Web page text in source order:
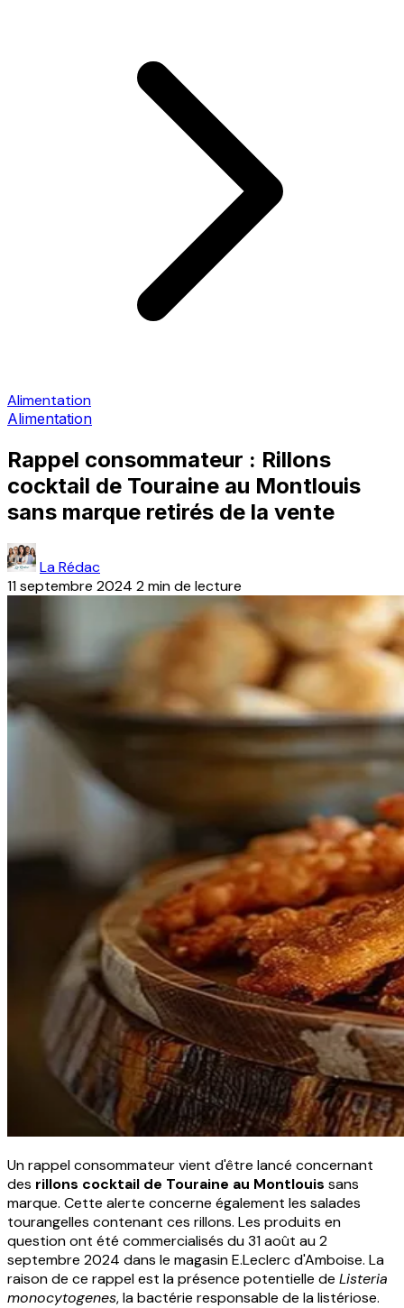
Alimentation
Alimentation
Rappel consommateur : Rillons
cocktail de Touraine au Montlouis
sans marque retirés de la vente
La Rédac
11 septembre 2024 2 min de lecture
Un rappel consommateur vient d'être lancé concernant
des rillons cocktail de Touraine au Montlouis sans
marque. Cette alerte concerne également les salades
tourangelles contenant ces rillons. Les produits en
question ont été commercialisés du 31 août au 2
septembre 2024 dans le magasin E.Leclerc d'Amboise. La
raison de ce rappel est la présence potentielle de Listeria
monocytogenes, la bactérie responsable de la listériose.